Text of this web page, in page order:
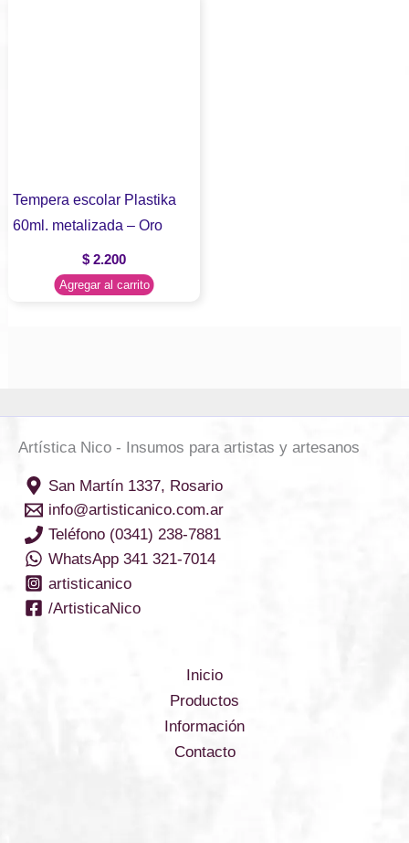
Tempera escolar Plastika
60ml. metalizada – Oro
$ 2.200
Agregar al carrito
Artística Nico - Insumos para artistas y artesanos
San Martín 1337, Rosario
info@artisticanico.com.ar
Teléfono (0341) 238-7881
WhatsApp 341 321-7014
artisticanico
/ArtisticaNico
Inicio
Productos
Información
Contacto